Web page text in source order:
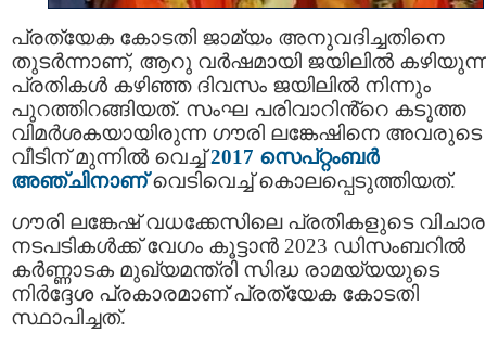
പ്രത്യേക കോടതി ജാമ്യം അനുവദിച്ചതിനെ
തുടർന്നാണ്, ആറു വര്‍ഷമായി ജയിലില്‍
പ്രതികള്‍ കഴിഞ്ഞ ദിവസം ജയിലില്‍ നിന്നും
പുറത്തിറങ്ങിയത്. സംഘ പരിവാറിൻ്റെ കടുത്ത
വിമര്‍ശകയായിരുന്ന ഗൗരി ലങ്കേഷിനെ അവരുടെ
വീടിന് മുന്നിൽ വെച്ച്2017 സെപ്റ്റംബര്‍
അഞ്ചിനാണ്വെടിവെച്ച് കൊലപ്പെടുത്തിയത്.
ഗൗരി ലങ്കേഷ് വധക്കേസിലെ പ്രതികളുടെ
നടപടികൾക്ക് വേഗം കൂട്ടാൻ 2023 ഡിസംബറില്‍
കർണ്ണാടക മുഖ്യമന്ത്രി സിദ്ധ രാമയ്യയുടെ
നിര്‍ദ്ദേശ പ്രകാരമാണ് പ്രത്യേക കോടതി
സ്ഥാപിച്ചത്.